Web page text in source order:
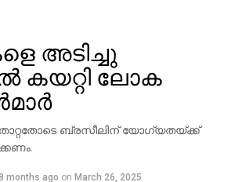
അടിച്ചു
കയറ്റി ലോക
ബ്രസീലിന് യോഗ്യതയ്ക്ക്
months ago on March 26, 2025